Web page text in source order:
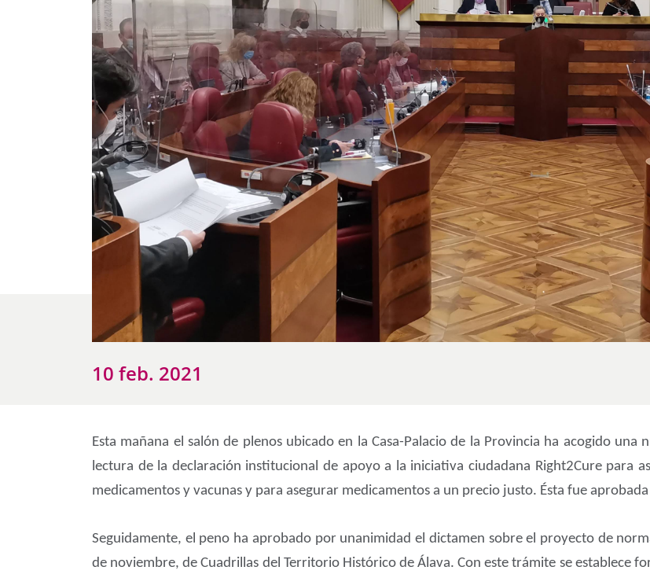
10 feb. 2021
Esta mañana el salón de plenos ubicado en la Casa-Palacio de la Provincia ha acogido una
lectura de la declaración institucional de apoyo a la iniciativa ciudadana Right2Cure para
medicamentos y vacunas y para asegurar medicamentos a un precio justo. Ésta fue
Seguidamente, el peno ha aprobado por unanimidad el dictamen sobre el proyecto de
de noviembre, de Cuadrillas del Territorio Histórico de Álava. Con este trámite se establece